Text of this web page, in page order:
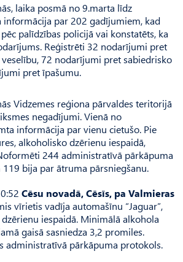
laika posmā no 9.marta līdz
informācija par 202 gadījumiem, kad
palīdzības policijā vai konstatēts, ka
Reģistrēti 32 nodarījumi pret
72 nodarījumi pret sabiedrisko
pret īpašumu.
Vidzemes reģiona pārvaldes teritorijā
negadījumi. Vienā no
informācija par vienu cietušo. Pie
alkoholisko dzērienu iespaidā,
244 administratīvā pārkāpuma
bija par ātruma pārsniegšanu.
Cēsu novadā, Cēsīs, pa Valmieras
vīrietis vadīja automašīnu “Jaguar”,
iespaidā. Minimālā alkohola
gaisā sasniedza 3,2 promiles.
administratīvā pārkāpuma protokols.